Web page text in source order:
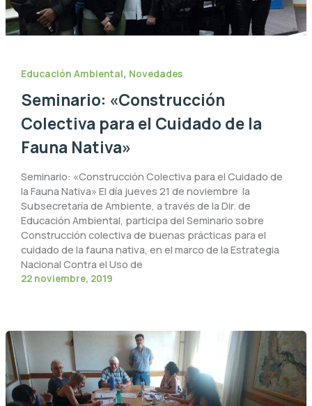
Educación Ambiental, Novedades
Seminario: «Construcción
Colectiva para el Cuidado de la
Fauna Nativa»
Seminario: «Construcción Colectiva para el Cuidado de
la Fauna Nativa» El día jueves 21 de noviembre la
Subsecretaría de Ambiente, a través de la Dir. de
Educación Ambiental, participa del Seminario sobre
Construcción colectiva de buenas prácticas para el
cuidado de la fauna nativa, en el marco de la Estrategia
Nacional Contra el Uso de
22 noviembre, 2019